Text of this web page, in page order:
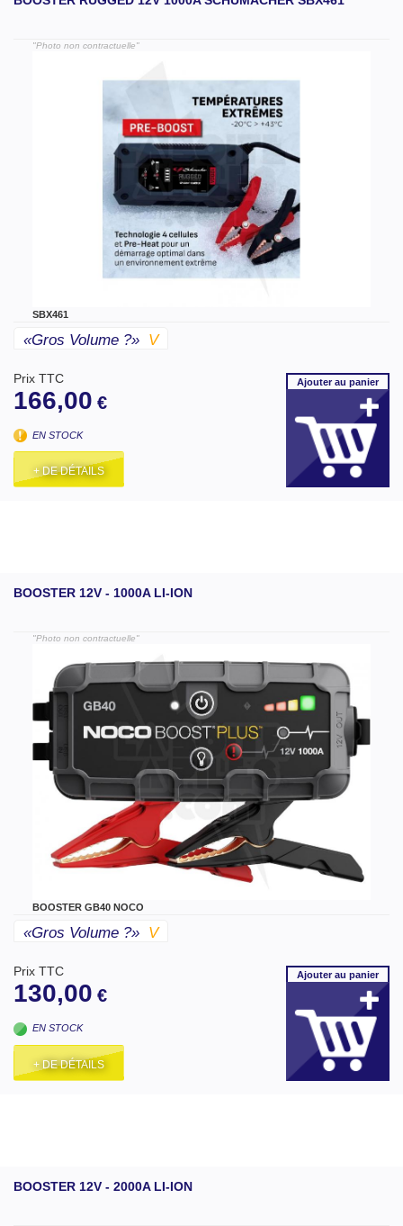
"Photo non contractuelle"
SBX461
«gros Volume ?» V
Prix TTC
166,00 €
EN STOCK
+ DE DÉTAILS
Ajouterau panier
BOOSTER 12V - 1000A LI-ION
"Photo non contractuelle"
BOOSTER GB40 NOCO
«gros Volume ?» V
Prix TTC
130,00 €
EN STOCK
+ DE DÉTAILS
Ajouterau panier
BOOSTER 12V - 2000A LI-ION